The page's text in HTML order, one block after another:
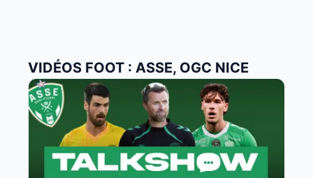
VIDÉOS FOOT : ASSE, OGC NICE